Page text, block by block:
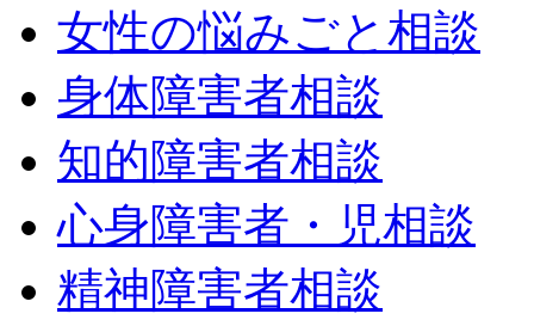
女性の悩みごと相談
身体障害者相談
知的障害者相談
心身障害者・児相談
精神障害者相談